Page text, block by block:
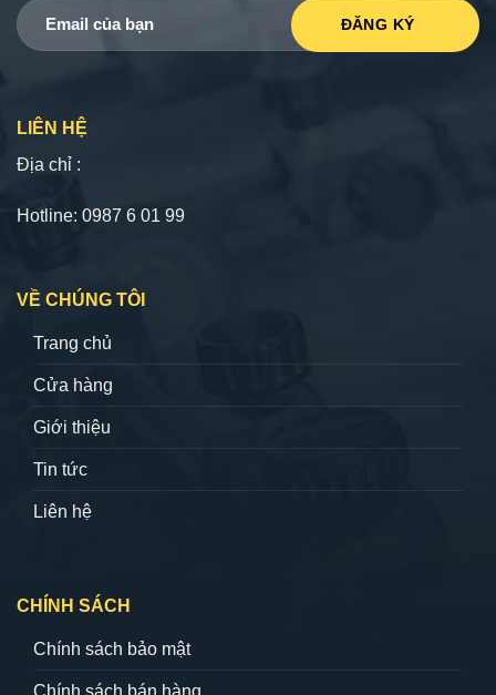
LIÊN HỆ
Địa chỉ :
Hotline: 0987 6 01 99
VỀ CHÚNG TÔI
Trang chủ
Cửa hàng
Giới thiệu
Tin tức
Liên hệ
CHÍNH SÁCH
Chính sách bảo mật
Chính sách bán hàng